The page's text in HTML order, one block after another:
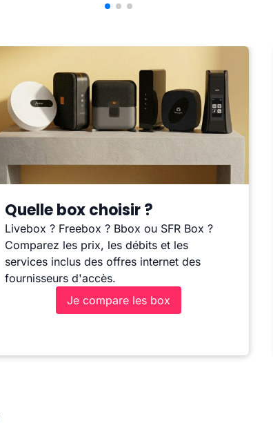
Quelle box choisir ?
Livebox ? Freebox ? Bbox ou SFR Box ?
Comparez les prix, les débits et les
services inclus des offres internet des
fournisseurs d'accès.
Je compare les box